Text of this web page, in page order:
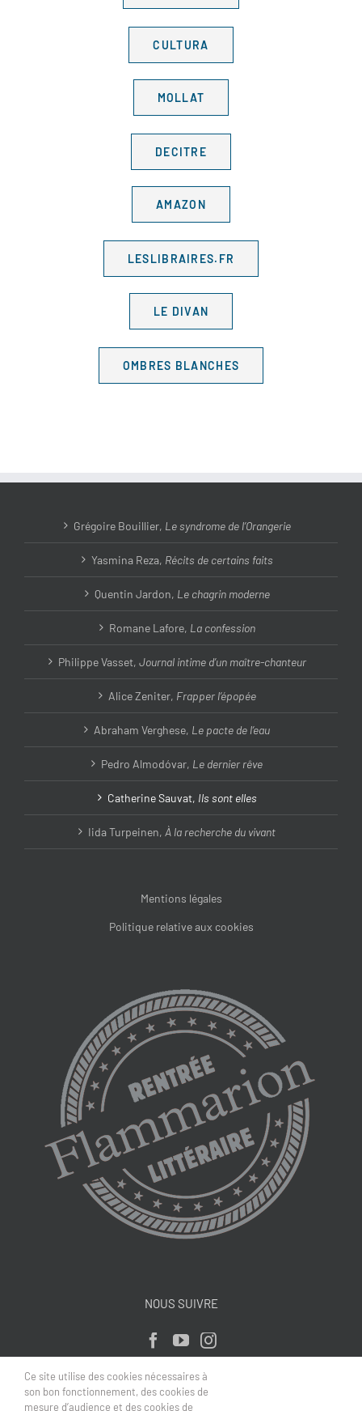
CULTURA
MOLLAT
DECITRE
AMAZON
LESLIBRAIRES.FR
LE DIVAN
OMBRES BLANCHES
Grégoire Bouillier, Le syndrome de l’Orangerie
Yasmina Reza, Récits de certains faits
Quentin Jardon, Le chagrin moderne
Romane Lafore, La confession
Philippe Vasset, Journal intime d’un maître-chanteur
Alice Zeniter, Frapper l’épopée
Abraham Verghese, Le pacte de l’eau
Pedro Almodóvar, Le dernier rêve
Catherine Sauvat, Ils sont elles
Iida Turpeinen, À la recherche du vivant
Mentions légales
Politique relative aux cookies
NOUS SUIVRE
Ce site utilise des cookies nécessaires à
son bon fonctionnement, des cookies de
mesure d’audience et des cookies de